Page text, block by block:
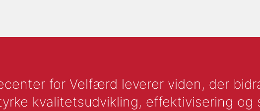
for Velfærd leverer viden, der
kvalitetsudvikling, effektivisering og